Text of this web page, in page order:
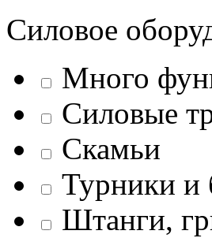
Силовое
Много
Силовые
Скамьи
Турники и
Штанги,